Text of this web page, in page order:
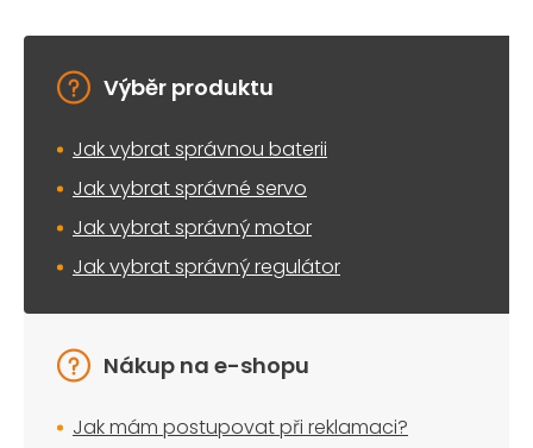
Výběr produktu
Jak vybrat správnou baterii
Jak vybrat správné servo
Jak vybrat správný motor
Jak vybrat správný regulátor
Nákup na e-shopu
Jak mám postupovat při reklamaci?